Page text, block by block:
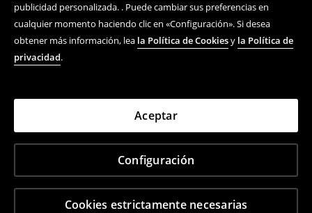
publicidad personalizada. . Puede cambiar sus preferencias en
cualquier momento haciendo clic en «Configuración». Si desea
obtener más información, lea la Política de Cookiesy la Política de
privacidad.
Cookies estrictamente necesarias
Configuración
Aceptar